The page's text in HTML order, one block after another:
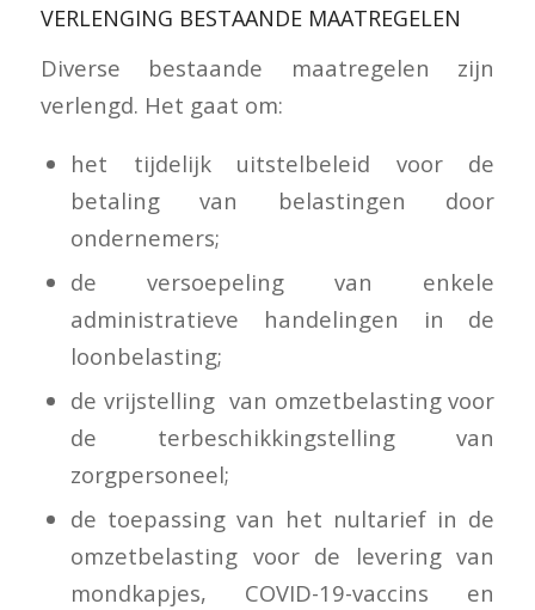
VERLENGING BESTAANDE MAATREGELEN
Diverse bestaande maatregelen zijn
verlengd. Het gaat om:
het tijdelijk uitstelbeleid voor de
betaling van belastingen door
ondernemers;
de versoepeling van enkele
administratieve handelingen in de
loonbelasting;
de vrijstelling van omzetbelasting voor
de terbeschikkingstelling van
zorgpersoneel;
de toepassing van het nultarief in de
omzetbelasting voor de levering van
mondkapjes, COVID-19-vaccins en